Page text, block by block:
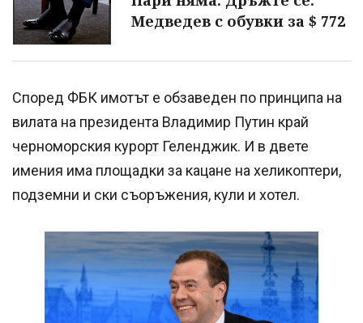
Медведев с обувки за $ 772
Според ФБК имотът е обзаведен по принципа на
вилата на президента Владимир Путин край
черноморския курорт Геленджик. И в двете
имения има площадки за кацане на хеликоптери,
подземни и ски съоръжения, кули и хотел.